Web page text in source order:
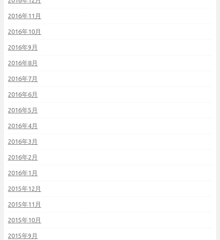
2016年11月
2016年10月
2016年9月
2016年8月
2016年7月
2016年6月
2016年5月
2016年4月
2016年3月
2016年2月
2016年1月
2015年12月
2015年11月
2015年10月
2015年9月